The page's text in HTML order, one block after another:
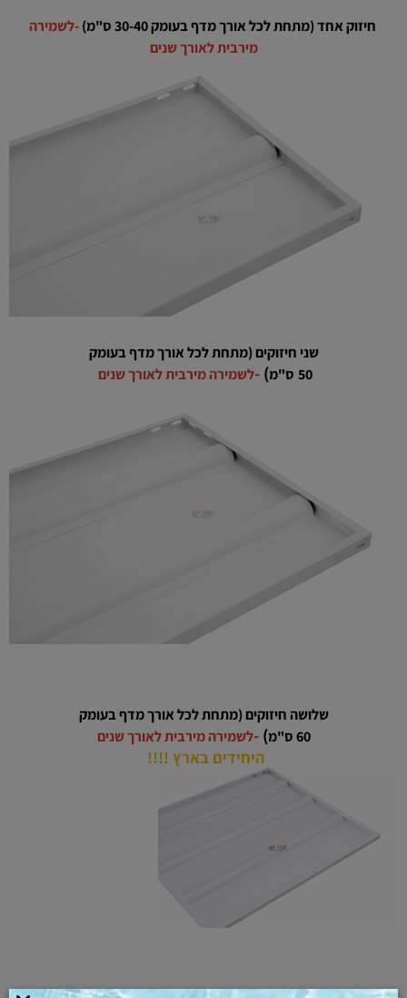
חיזוק אחד (מתחתלכל אורך מדףבעומק 30-40 ס"מ) -לשמירה
מירבית לאורך שנים
שני חיזוקים (מתחתלכל אורך מדף בעומק
50 ס"מ)
-לשמירה מירבית לאורך שנים
שלושה חיזוקים (מתחתלכל אורך מדף בעומק
60 ס"מ
)
-לשמירה מירבית לאורך שנים
היחידים בארץ !!!!